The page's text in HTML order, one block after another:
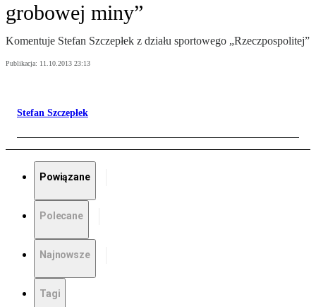
grobowej miny”
Komentuje Stefan Szczepłek z działu sportowego „Rzeczpospolitej”
Publikacja: 11.10.2013 23:13
Stefan Szczepłek
Powiązane
Polecane
Najnowsze
Tagi